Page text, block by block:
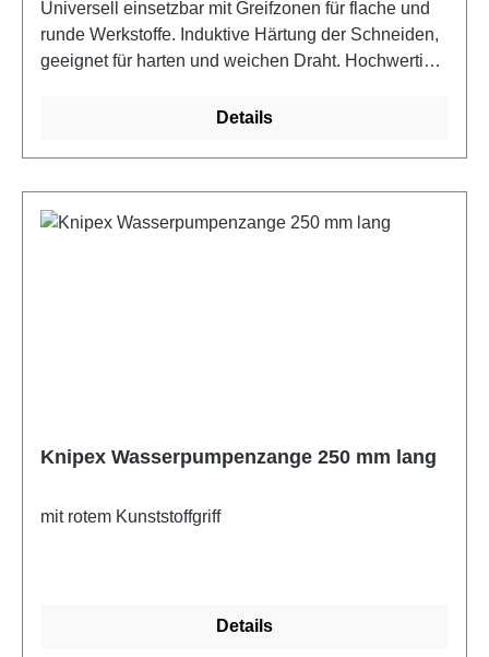
Universell einsetzbar mit Greifzonen für flache und
runde Werkstoffe. Induktive Härtung der Schneiden,
geeignet für harten und weichen Draht. Hochwertiger
Zweifarbige Griffhüllenisolation.
Details
Knipex Wasserpumpenzange 250 mm lang
mit rotem Kunststoffgriff
Details